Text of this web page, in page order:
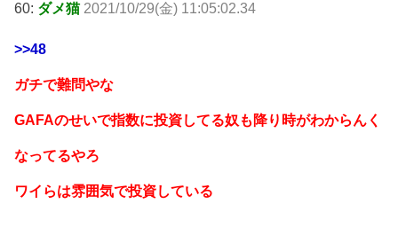
60: ダメ猫 2021/10/29(金) 11:05:02.34
>>48
ガチで難問やな
GAFAのせいで指数に投資してる奴も降り時がわからんく
なってるやろ
ワイらは雰囲気で投資している